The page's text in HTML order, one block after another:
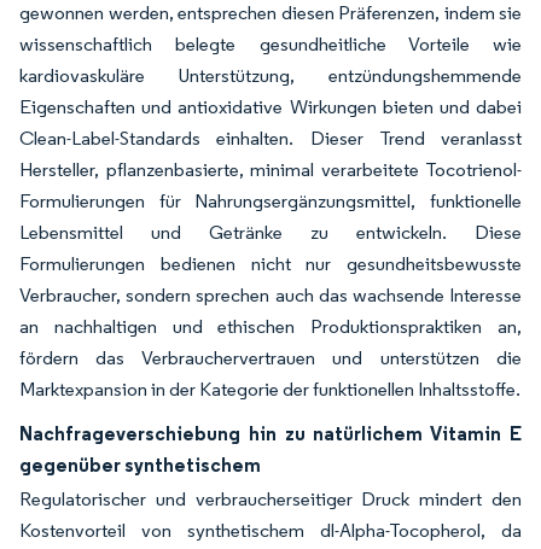
gewonnen werden, entsprechen diesen Präferenzen, indem sie
wissenschaftlich belegte gesundheitliche Vorteile wie
kardiovaskuläre Unterstützung, entzündungshemmende
Eigenschaften und antioxidative Wirkungen bieten und dabei
Clean-Label-Standards einhalten. Dieser Trend veranlasst
Hersteller, pflanzenbasierte, minimal verarbeitete Tocotrienol-
Formulierungen für Nahrungsergänzungsmittel, funktionelle
Lebensmittel und Getränke zu entwickeln. Diese
Formulierungen bedienen nicht nur gesundheitsbewusste
Verbraucher, sondern sprechen auch das wachsende Interesse
an nachhaltigen und ethischen Produktionspraktiken an,
fördern das Verbrauchervertrauen und unterstützen die
Marktexpansion in der Kategorie der funktionellen Inhaltsstoffe.
Nachfrageverschiebung hin zu natürlichem Vitamin E
gegenüber synthetischem
Regulatorischer und verbraucherseitiger Druck mindert den
Kostenvorteil von synthetischem dl-Alpha-Tocopherol, da